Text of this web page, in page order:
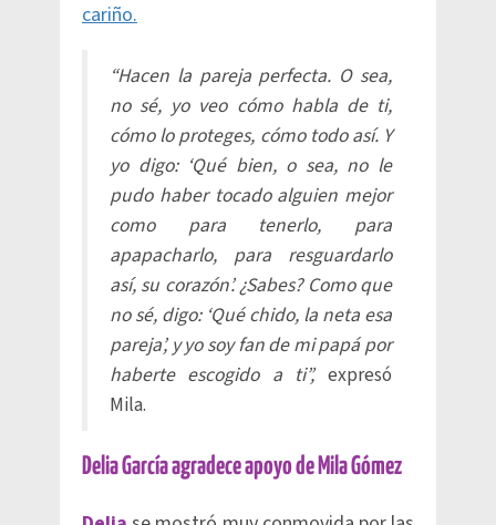
cariño.
“Hacen la pareja perfecta. O sea,
no sé, yo veo cómo habla de ti,
cómo lo proteges, cómo todo así. Y
yo digo: ‘Qué bien, o sea, no le
pudo haber tocado alguien mejor
como para tenerlo, para
apapacharlo, para resguardarlo
así, su corazón’. ¿Sabes? Como que
no sé, digo: ‘Qué chido, la neta esa
pareja’, y yo soy fan de mi papá por
haberte escogido a ti”,expresó
Mila.
Delia García agradece apoyo de Mila Gómez